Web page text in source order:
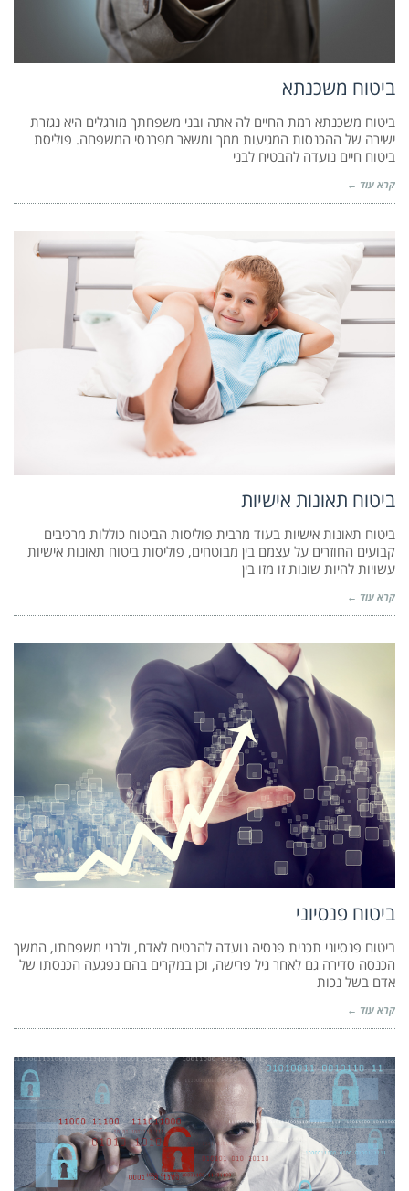
ביטוח משכנתא
ביטוח משכנתא רמת החיים לה אתה ובני משפחתך מורגלים היא נגזרת
ישירה של ההכנסות המגיעות ממך ומשאר מפרנסי המשפחה. פוליסת
ביטוח חיים נועדה להבטיח לבני
קרא עוד ←
ביטוח תאונות אישיות
ביטוח תאונות אישיות בעוד מרבית פוליסות הביטוח כוללות מרכיבים
קבועים החוזרים על עצמם בין מבוטחים, פוליסות ביטוח תאונות אישיות
עשויות להיות שונות זו מזו בין
קרא עוד ←
ביטוח פנסיוני
ביטוח פנסיוני תכנית פנסיה נועדה להבטיח לאדם, ולבני משפחתו, המשך
הכנסה סדירה גם לאחר גיל פרישה, וכן במקרים בהם נפגעה הכנסתו של
אדם בשל נכות
קרא עוד ←